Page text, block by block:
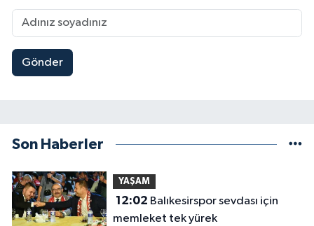
Gönder
Son Haberler
YAŞAM
12:02
memleket tek yürek